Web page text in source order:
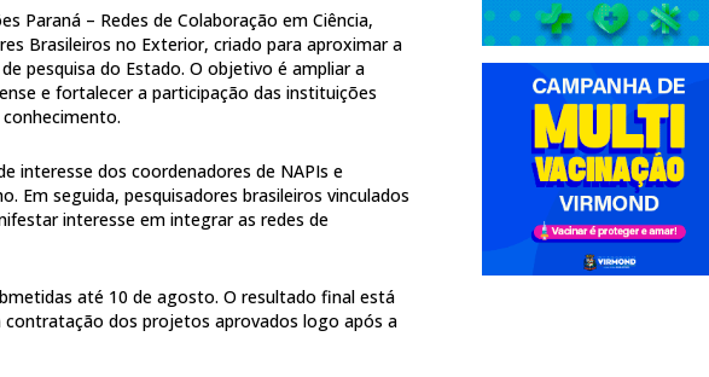
Paraná – Redes de Colaboração em Ciência,
Brasileiros no Exterior, criado para aproximar a
pesquisa do Estado. O objetivo é ampliar a
e fortalecer a participação das instituições
interesse dos coordenadores de NAPIs e
Em seguida, pesquisadores brasileiros vinculados
interesse em integrar as redes de
até 10 de agosto. O resultado final está
dos projetos aprovados logo após a